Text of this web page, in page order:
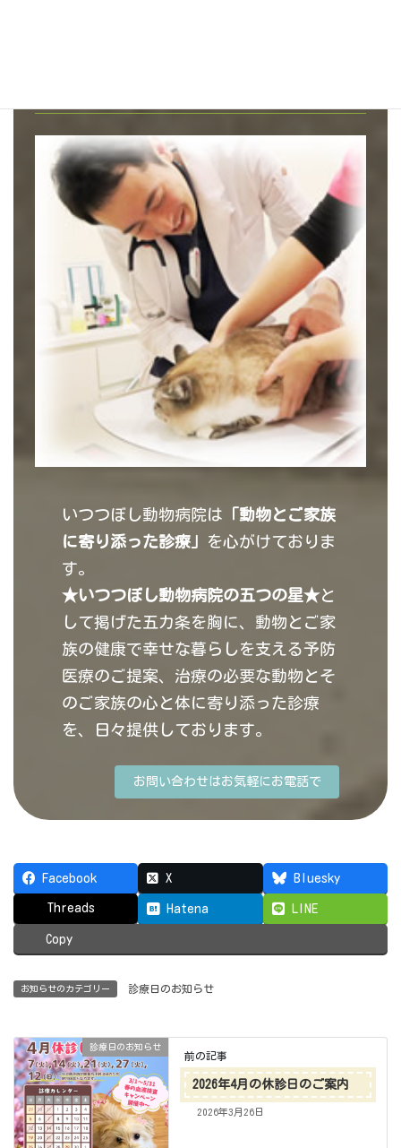
いつつぼし動物病院は 「動物とご家族
に寄り添った診療」
を心がけておりま
す。
★いつつぼし動物病院の五つの星★と
して掲げた五カ条を胸に、動物とご家
族の健康で幸せな暮らしを支える予防
医療のご提案、治療の必要な動物とそ
のご家族の心と体に寄り添った診療
を、日々提供しております。
お問い合わせはお気軽にお電話で
Facebook X Bluesky
Threads Hatena LINE
Copy
お知らせのカテゴリー 診療日のお知らせ
診療日のお知らせ
前の記事
2026年4月の休診日のご案内
2026年3月26日